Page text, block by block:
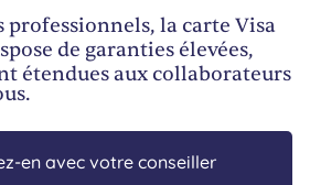
professionnels, la carte Visa
de garanties élevées,
étendues aux collaborateurs
en avec votre conseiller